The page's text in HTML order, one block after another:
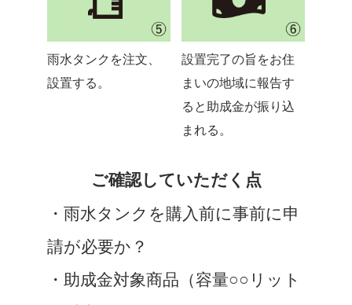
雨水タンクを注文、
設置する。
設置完了の旨をお住
まいの地域に報告す
ると助成金が振り込
まれる。
ご確認していただく点
・雨水タンクを購入前に事前に申
請が必要か？
・助成金対象商品（容量○○リット